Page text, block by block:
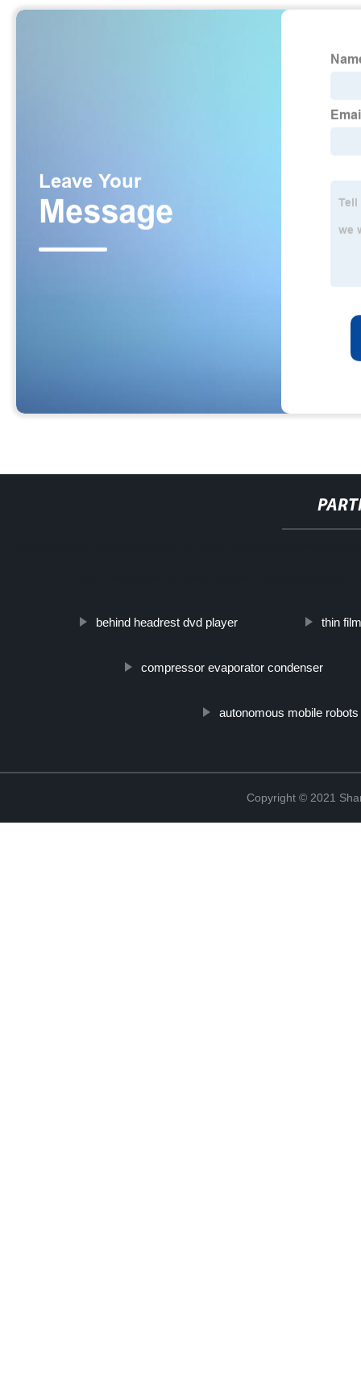
behind headrest dvd player thin
compressor evaporator condenser
autonomous mobile
Copyright © 2021